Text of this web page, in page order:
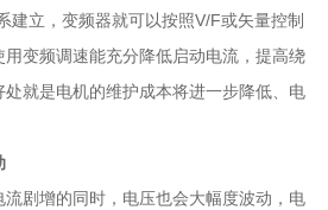
建立，变频器就可以按照V/F或矢量控制
变频调速能充分降低启动电流，提高绕
就是电机的维护成本将进一步降低、电
剧增的同时，电压也会大幅度波动，电